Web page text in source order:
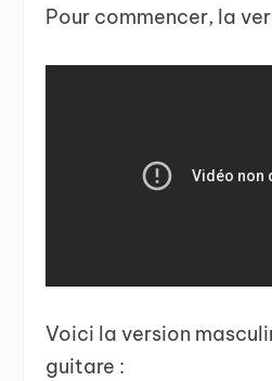
Pour commencer, la
Voici la version
guitare :